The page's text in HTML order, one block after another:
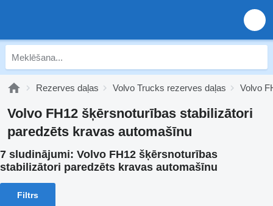
Rezerves daļas Volvo Trucks rezerves daļas Volvo
Volvo FH12 šķērsnoturības stabilizātori
paredzēts kravas automašīnu
7 sludinājumi: Volvo FH12 šķērsnoturības
stabilizātori paredzēts kravas automašīnu
Filtrs